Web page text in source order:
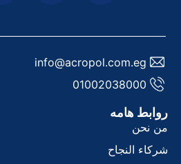
info@acropol.com.eg
01002038000
هامه
نحن
النجاح